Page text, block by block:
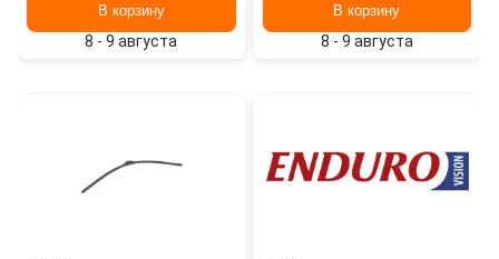
В корзину
8 - 9 августа
В корзину
8 - 9 августа